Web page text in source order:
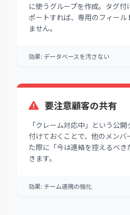
に使うグループを作成。タグ付
ポートすれば、専用のフィール
ません。
効果: データベースを汚さない
要注意顧客の共有
「クレーム対応中」という公
付けておくことで、他のメンバ
た際に「今は連絡を控えるべき
きます。
効果: チーム連携の強化